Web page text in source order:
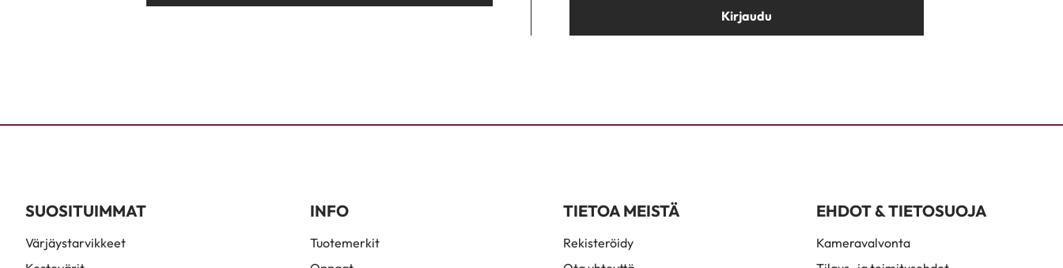
Kirjaudu
SUOSITUIMMAT
Värjäystarvikkeet
INFO
Tuotemerkit
TIETOA MEISTÄ
Rekisteröidy
EHDOT & TIETOSUOJA
Kameravalvonta